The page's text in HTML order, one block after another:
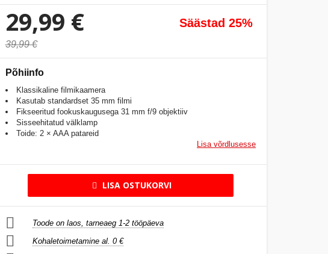
29,99 € Säästad 25%
39,99 €
Põhiinfo
Klassikaline filmikaamera
Kasutab standardset 35 mm filmi
Fikseeritud fookuskaugusega 31 mm f/9 objektiiv
Sisseehitatud välklamp
Toide: 2 × AAA patareid
Lisa võrdlusesse
LISA OSTUKORVI
Toode on laos, tarneaeg 1-2 tööpäeva
Kohaletoimetamine al. 0 €